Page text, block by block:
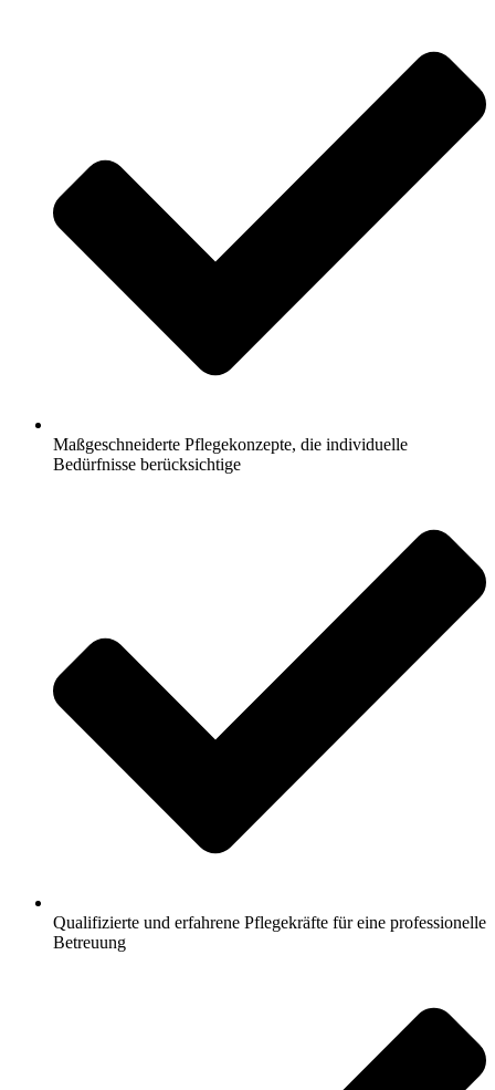
Maßgeschneiderte Pflegekonzepte, die individuelle
Bedürfnisse berücksichtige
Qualifizierte und erfahrene Pflegekräfte für eine professionelle
Betreuung